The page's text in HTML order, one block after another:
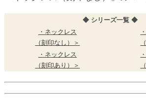
◆ シリーズ一覧 ◆
・ネックレス
（刻印なし）＞
・ネックレス
（刻印あり）＞